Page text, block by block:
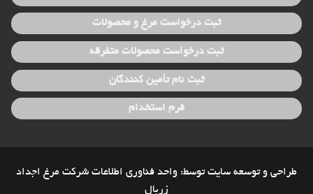
ثبت درخواست مرغ و محصولات
ثبت درخواست محصولات متفرقه
ثبت نام تأمین کنندگان
فرم استخدام
طراحی و توسعه سایت توسط: واحد فناوری اطلاعات شرکت مرغ اجداد
زربال